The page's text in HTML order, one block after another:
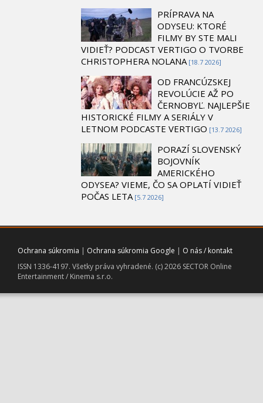
PRÍPRAVA NA
ODYSEU: KTORÉ
FILMY BY STE MALI
VIDIEŤ? PODCAST VERTIGO O TVORBE
CHRISTOPHERA NOLANA [18.7 2026]
OD FRANCÚZSKEJ
REVOLÚCIE AŽ PO
ČERNOBYĽ. NAJLEPŠIE
HISTORICKÉ FILMY A SERIÁLY V
LETNOM PODCASTE VERTIGO [13.7 2026]
PORAZÍ SLOVENSKÝ
BOJOVNÍK
AMERICKÉHO
ODYSEA? VIEME, ČO SA OPLATÍ VIDIEŤ
POČAS LETA [5.7 2026]
Ochrana súkromia | Ochrana súkromia Google | O nás / kontakt
ISSN 1336-4197. Všetky práva vyhradené. (c) 2026 SECTOR Online
Entertainment / Kinema s.r.o.